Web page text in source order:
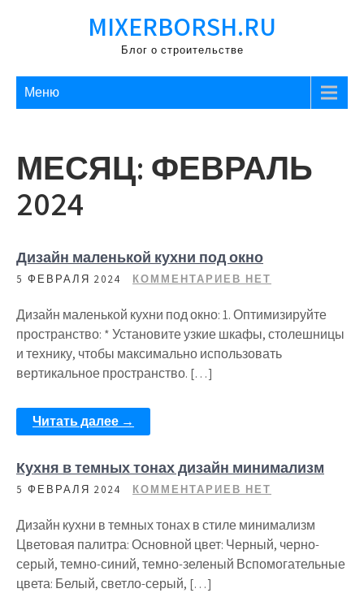
MIXERBORSH.RU
Блог о строительстве
Меню
МЕСЯЦ: ФЕВРАЛЬ
2024
Дизайн маленькой кухни под окно
5 ФЕВРАЛЯ 2024 КОММЕНТАРИЕВ НЕТ
Дизайн маленькой кухни под окно: 1. Оптимизируйте
пространство: * Установите узкие шкафы, столешницы
и технику, чтобы максимально использовать
вертикальное пространство. […]
Читать далее →
Кухня в темных тонах дизайн минимализм
5 ФЕВРАЛЯ 2024 КОММЕНТАРИЕВ НЕТ
Дизайн кухни в темных тонах в стиле минимализм
Цветовая палитра: Основной цвет: Черный, черно-
серый, темно-синий, темно-зеленый Вспомогательные
цвета: Белый, светло-серый, […]